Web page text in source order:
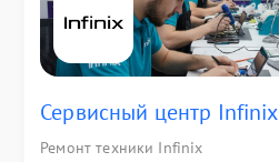
Сервисный центр Infinix
Ремонт техники Infinix